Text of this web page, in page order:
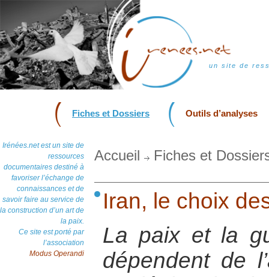
un site de
Fiches et Dossiers Outils d’analyses
Irénées.net est un site de
ressources
documentaires destiné à
favoriser l’échange de
connaissances et de
savoir faire au service de
la construction d’un art de
la paix.
Ce site est porté par
l’association
Modus Operandi
Accueil Fiches et
Iran, le choix
La paix et la
dépendent de